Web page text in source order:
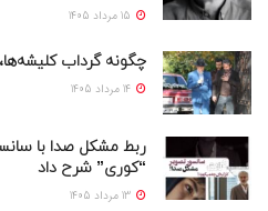
چگونه گرداب
ربط مشکل صدا با
“کوری” شرح داد